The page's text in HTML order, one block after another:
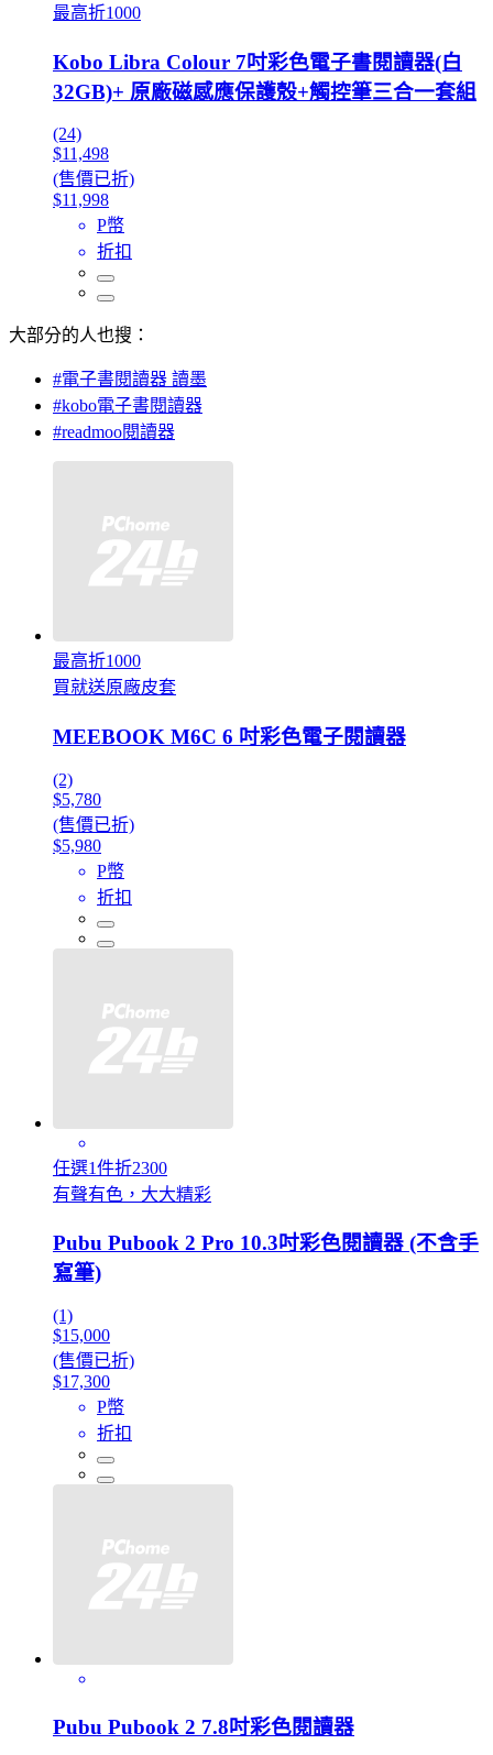
最高折1000
Kobo Libra Colour 7吋彩色電子書閱讀器(白
32GB)+ 原廠磁感應保護殼+觸控筆三合一套組
(24)
$11,498
(售價已折)
$11,998
P幣
折扣
大部分的人也搜：
#電子書閱讀器 讀墨
#kobo電子書閱讀器
#readmoo閱讀器
最高折1000
買就送原廠皮套
MEEBOOK M6C 6 吋彩色電子閱讀器
(2)
$5,780
(售價已折)
$5,980
P幣
折扣
任選1件折2300
有聲有色，大大精彩
Pubu Pubook 2 Pro 10.3吋彩色閱讀器 (不含手
寫筆)
(1)
$15,000
(售價已折)
$17,300
P幣
折扣
Pubu Pubook 2 7.8吋彩色閱讀器